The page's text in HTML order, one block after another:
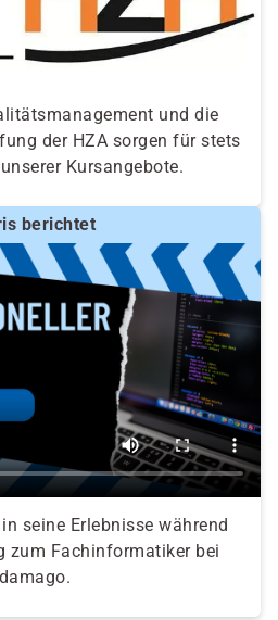
und die
der HZA sorgen für stets
Kursangebote.
berichtet
seine Erlebnisse während
zum Fachinformatiker bei
damago.